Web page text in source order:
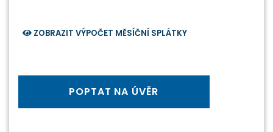
ZOBRAZIT VÝPOČET MĚSÍČNÍ SPLÁTKY
POPTAT NA ÚVĚR